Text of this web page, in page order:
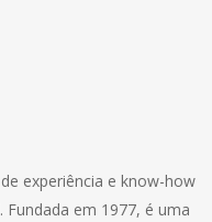
experiência e know-how
Fundada em 1977, é uma